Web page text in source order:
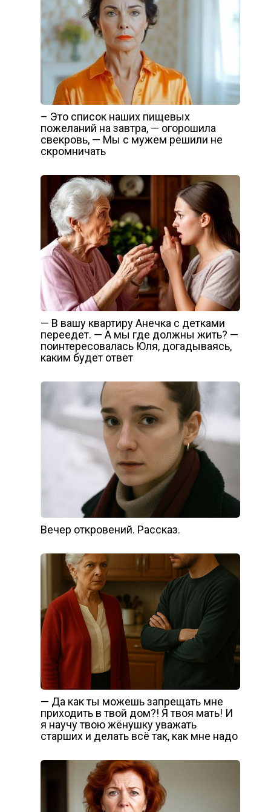
– Это список наших пищевых
пожеланий на завтра, — огорошила
свекровь, — Мы с мужем решили не
скромничать
— В вашу квартиру Анечка с детками
переедет. — А мы где должны жить? —
поинтересовалась Юля, догадываясь,
каким будет ответ
Вечер откровений. Рассказ.
— Да как ты можешь запрещать мне
приходить в твой дом?! Я твоя мать! И
я научу твою жёнушку уважать
старших и делать всё так, как мне надо